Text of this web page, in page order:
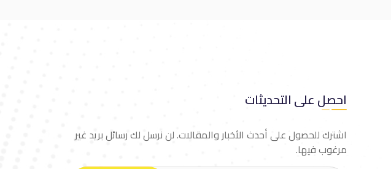
احصل على التحديثات
اشترك للحصول على أحدث الأخبار والمقالات. لن نرسل لك رسائل بريد غير
مرغوب فيها.